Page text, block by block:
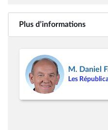
Plus d’informations
M. Daniel
Les